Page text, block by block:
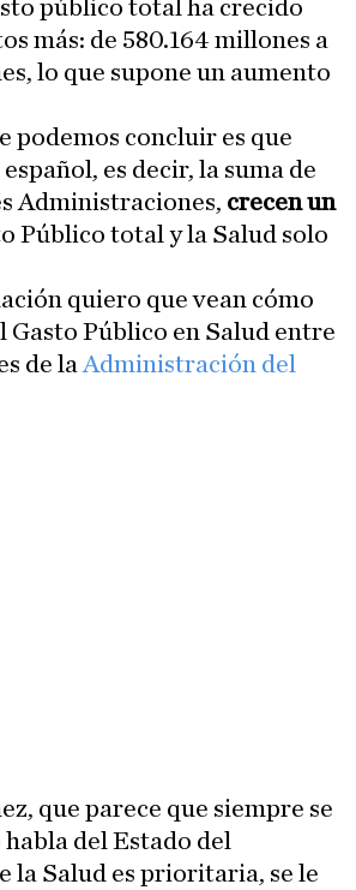
público total ha crecido
más: de 580.164 millones a
lo que supone un aumento
podemos concluir es que
es decir, la suma de
Administraciones, crecen un
Público total y la Salud solo
quiero que vean cómo
Gasto Público en Salud entre
de laAdministración del
que parece que siempre se
del Estado del
la Salud es prioritaria, se le